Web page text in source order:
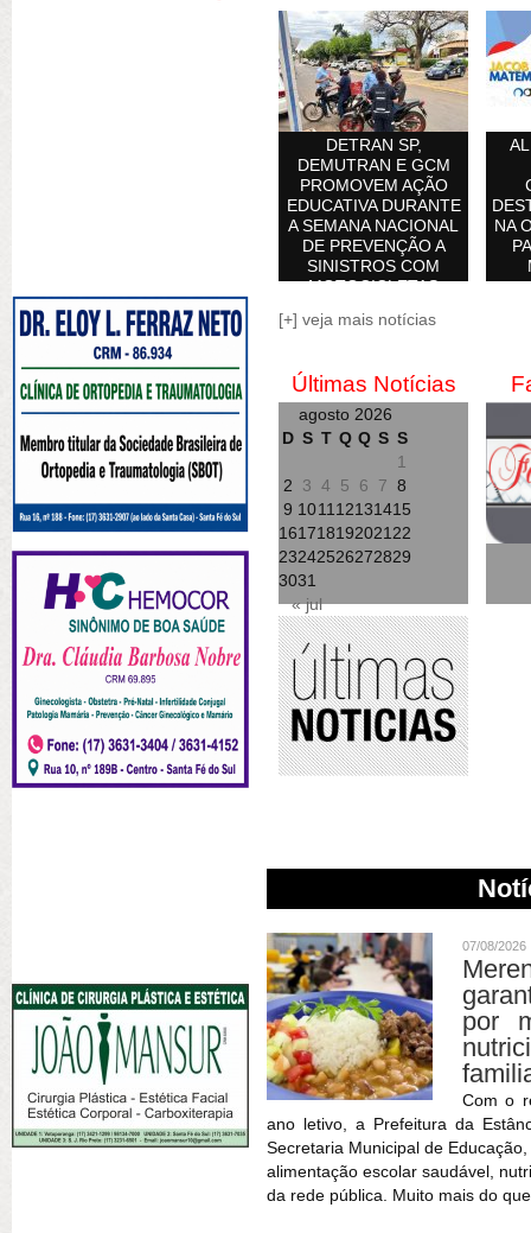
DETRAN SP,
DEMUTRAN E GCM
PROMOVEM AÇÃO
EDUCATIVA DURANTE
A SEMANA NACIONAL
DE PREVENÇÃO A
SINISTROS COM
MOTOCICLETAS
NA
[+] veja mais notícias
Últimas Notícias
agosto 2026
D S T Q Q S S
« jul
1
2
3 4 5 6 7 8
9 1011 12131415
161718192021 22
23242526272829
3031
07/08/2026
por
Com o
ano letivo, a Prefeitura da
Secretaria Municipal de
alimentação escolar saudável,
da rede pública. Muito mais do